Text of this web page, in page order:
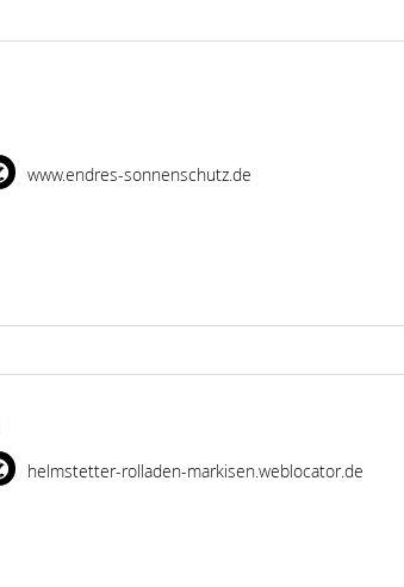
www.endres-sonnenschutz.de
helmstetter-rolladen-markisen.weblocator.de